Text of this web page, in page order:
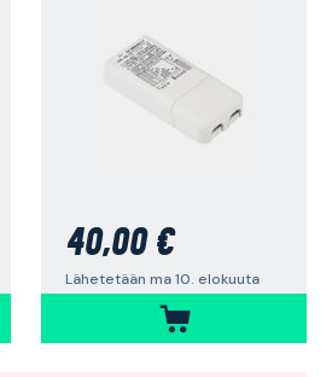
40,00 €
Lähetetään ma 10. elokuuta